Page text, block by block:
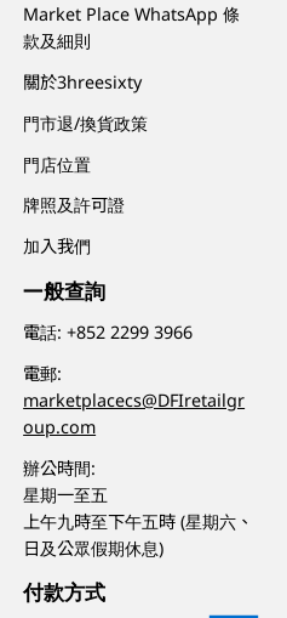
Market Place WhatsApp 條
款及細則
關於3hreesixty
門市退/換貨政策
門店位置
牌照及許可證
加入我們
一般查詢
電話:+852 2299 3966
電郵:
marketplacecs@DFIretailgr
oup.com
辦公時間:
星期一至五
上午九時至下午五時 (星期六、
日及公眾假期休息)
付款方式